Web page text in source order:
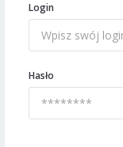
Login
Hasło